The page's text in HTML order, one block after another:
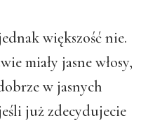
większość nie.
miały jasne włosy,
w jasnych
już zdecydujecie